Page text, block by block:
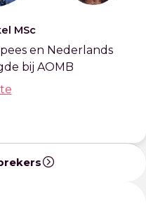
MSc
en Nederlands
bij AOMB